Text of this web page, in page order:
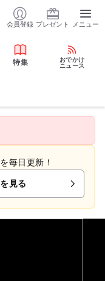
会員登録 プレゼント メニュー
特集
おでかけ
ニュース
毎日更新！
見る